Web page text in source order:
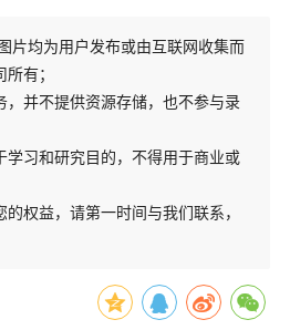
片均为用户发布或由互联网收集而
有；
并不提供资源存储，也不参与录
学习和研究目的，不得用于商业或
权益，请第一时间与我们联系，